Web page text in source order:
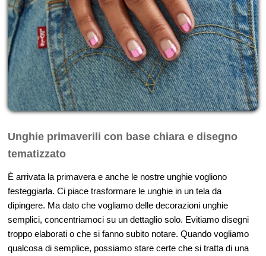
Unghie primaverili con base chiara e disegno
tematizzato
È arrivata la primavera e anche le nostre unghie vogliono
festeggiarla. Ci piace trasformare le unghie in un tela da
dipingere. Ma dato che vogliamo delle decorazioni unghie
semplici, concentriamoci su un dettaglio solo. Evitiamo disegni
troppo elaborati o che si fanno subito notare. Quando vogliamo
qualcosa di semplice, possiamo stare certe che si tratta di una